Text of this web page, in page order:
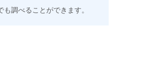
調べることができます。